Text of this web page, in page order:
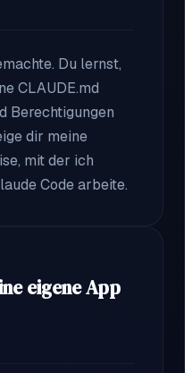
Du lernst,
CLAUDE.md
Berechtigungen
dir meine
mit der ich
Code arbeite.
eigene App